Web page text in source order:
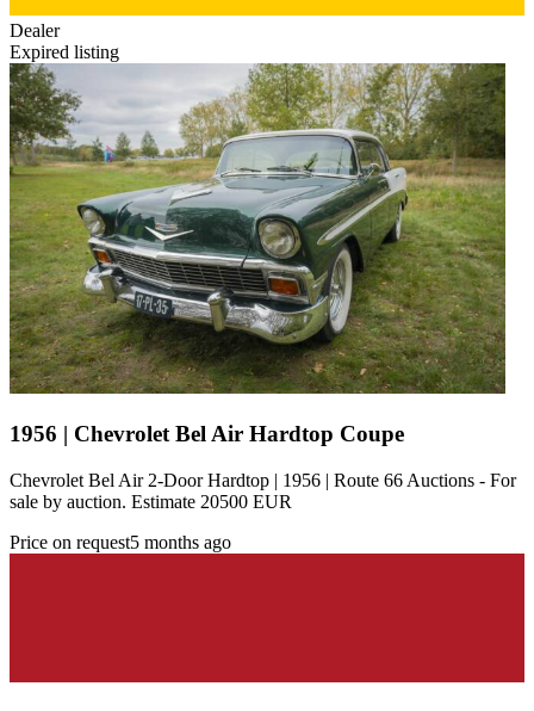
Dealer
Expired listing
1956 | Chevrolet Bel Air Hardtop Coupe
Chevrolet Bel Air 2-Door Hardtop | 1956 | Route 66 Auctions - For
sale by auction. Estimate 20500 EUR
Price on request5 months ago